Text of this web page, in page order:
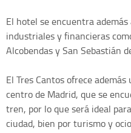
El hotel se encuentra
industriales y financieras
Alcobendas y San Sebastián
El Tres Cantos ofrece
centro de Madrid, que se
tren, por lo que será ideal
ciudad, bien por turismo y